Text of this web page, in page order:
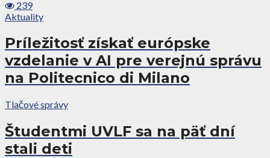
239
Aktuality
Príležitosť získať európske
vzdelanie v AI pre verejnú správu
na Politecnico di Milano
Tlačové správy
Študentmi UVLF sa na päť dní
stali deti